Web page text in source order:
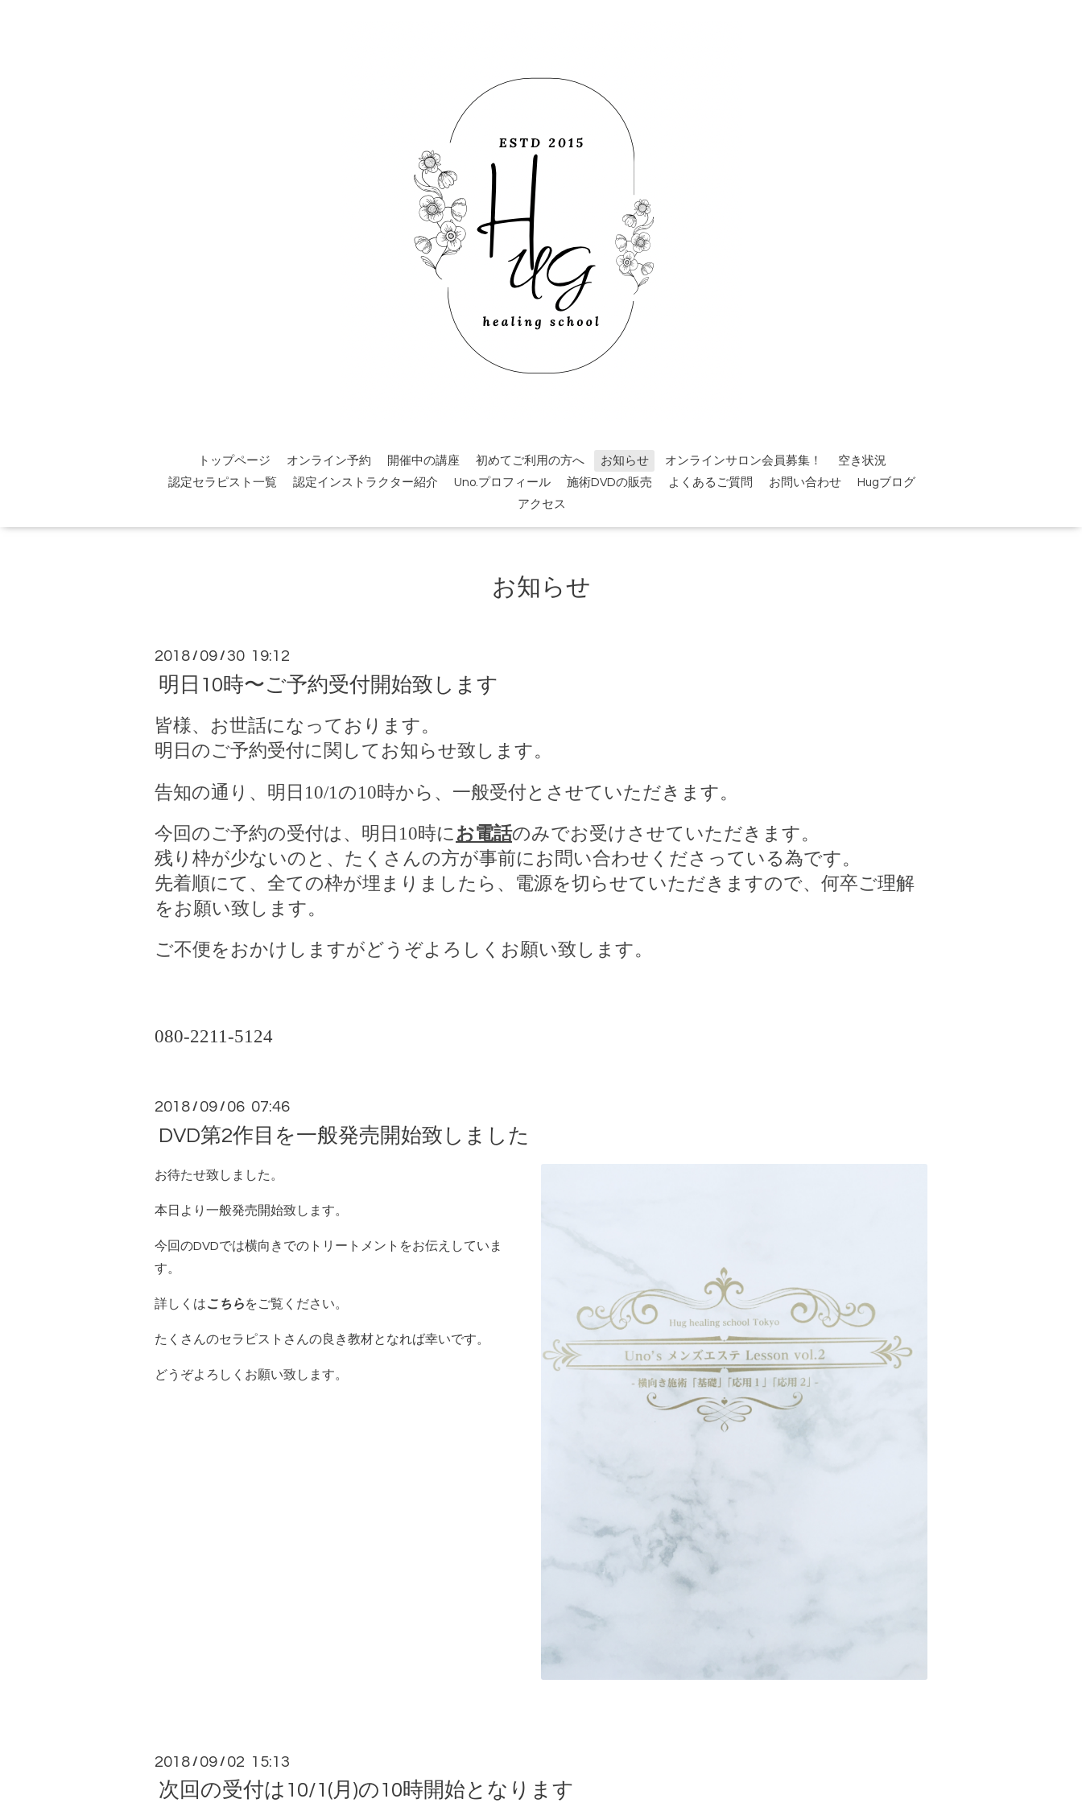
トップページ オンライン予約 開催中の講座 初めてご利用の方へ お知らせ オンラインサロン会員募集！
空き状況
認定セラピスト一覧
認定インストラクター紹介 Uno.プロフィール 施術DVDの販売 よくあるご質問 お問い合わせ
Hugブログ
アクセス
お知らせ
2018 / 09 /30 19:12
明日10時〜ご予約受付開始致します
皆様、お世話になっております。
明日のご予約受付に関してお知らせ致します。
告知の通り、明日 10/1 の10時から、一般受付とさせていただきます。
今回のご予約の受付は、明日 10時に お電話のみでお受けさせていただきます。
残り枠が少ないのと、たくさんの方が事前にお問い合わせくださっている為です。
先着順にて、全ての枠が埋まりましたら、電源を切らせていただきますので、何卒ご理解
をお願い致します。
ご不便をおかけしますがどうぞよろしくお願い致します。
080-2211-5124
2018 / 09 / 06 07:46
DVD第2作目を一般発売開始致しました
お待たせ致しました。
本日より一般発売開始致します。
今回のDVDでは横向きでのトリートメントをお伝えしていま
す。
詳しくはこちらをご覧ください。
たくさんのセラピストさんの良き教材となれば幸いです。
どうぞよろしくお願い致します。
2018 / 09 / 02 15:13
次回の受付は10/1(月)の10時開始となります